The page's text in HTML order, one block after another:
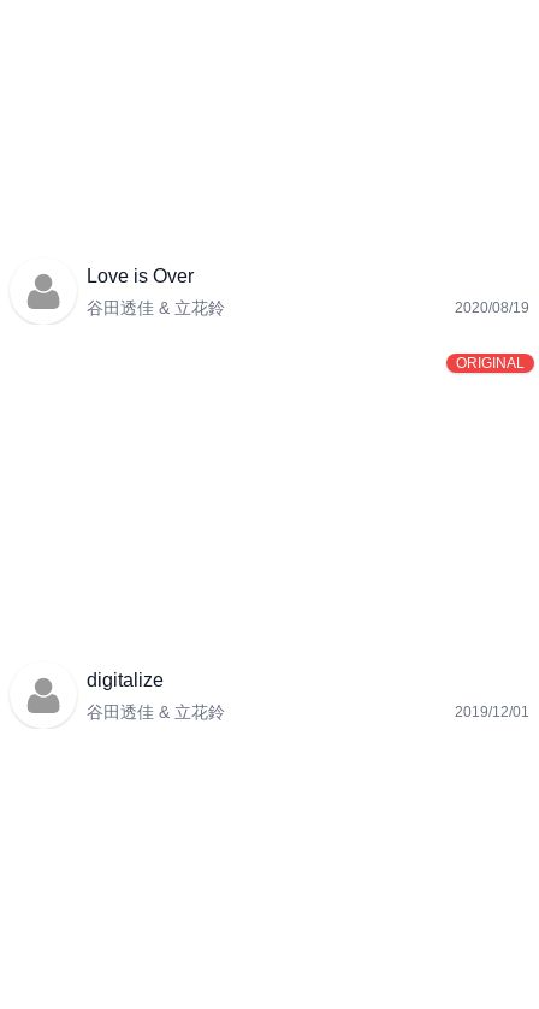
Love is Over
谷田透佳 & 立花鈴 2020/08/19
ORIGINAL
digitalize
谷田透佳 & 立花鈴 2019/12/01